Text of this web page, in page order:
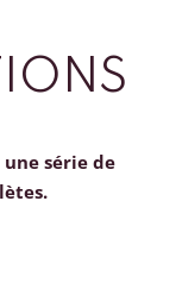
série de